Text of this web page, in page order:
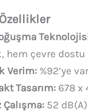
hem çevre
Verim: %92’ye
Tasarım: 678 x
Çalışma: 52